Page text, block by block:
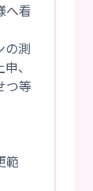
へ看
の測
、
つ等
範